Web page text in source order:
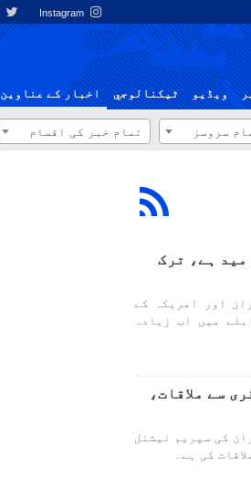
Instagram
ویڈیو ٹيكنالوجي اخبار کے عناوین
سروسز تمام خبر کی اقسام
ہے، ترک
اور امریکہ کے
میں اب زیادہ
سے ملاقات،
کی سپریم نیشنل
کی ہے۔